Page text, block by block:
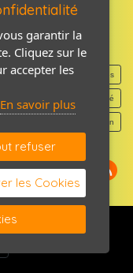
Mentions légales
Politique de confidentialité
Contact / Plan
garantir la
Cliquez sur le
accepter les
En savoir plus
refuser
les Cookies